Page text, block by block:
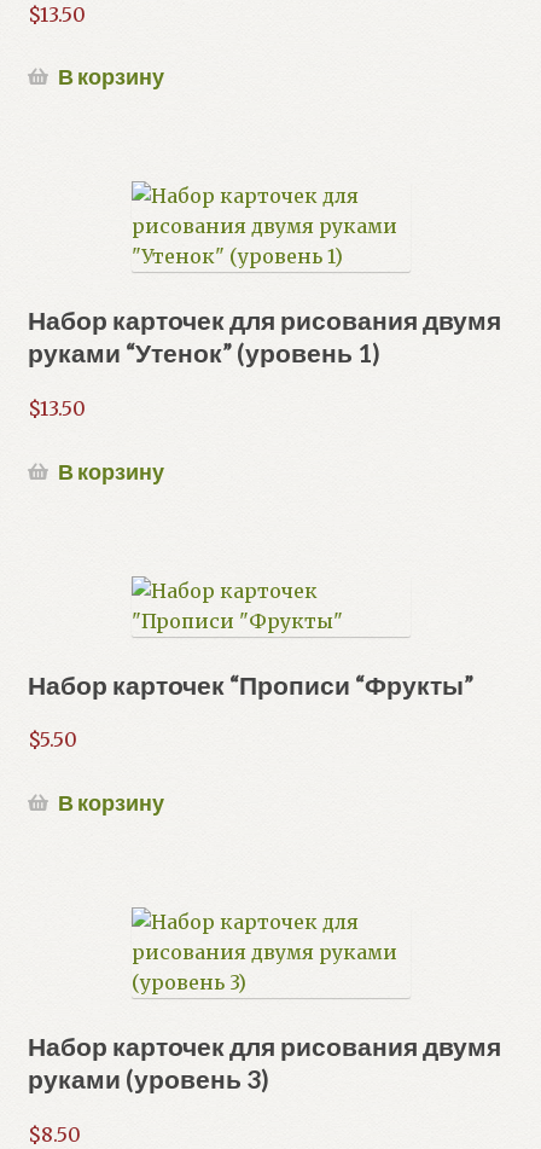
$13.50
В корзину
Набор карточек для рисования двумя
руками “Утенок” (уровень 1)
$13.50
В корзину
Набор карточек “Прописи “Фрукты”
$5.50
В корзину
Набор карточек для рисования двумя
руками (уровень 3)
$8.50